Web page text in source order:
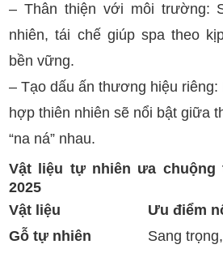
– Thân thiện với môi trường:
nhiên, tái chế giúp spa theo
bền vững.
– Tạo dấu ấn thương hiệu riêng:
hợp thiên nhiên sẽ nổi bật giữa
“na ná” nhau.
Vật liệu tự nhiên ưa chuộng
2025
Vật liệu
Ưu điểm
Gỗ tự nhiên
Sang